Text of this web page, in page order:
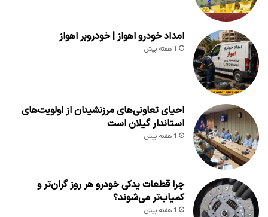
امداد خودرو اهواز | خودروبر اهواز
1 هفته پیش
احیای تعاونی‌های مرزنشینان از اولویت‌های
استاندار گیلان است
1 هفته پیش
چرا قطعات یدکی خودرو هر روز گران‌تر و
کمیاب‌تر می‌شوند؟
1 هفته پیش